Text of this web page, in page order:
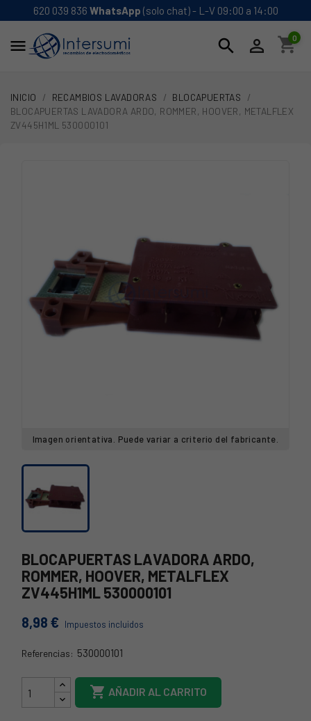
620 039 836 WhatsApp (solo chat) - L-V 09:00 a 14:00
 search  shopping_cart
0
INICIO RECAMBIOS LAVADORAS
BLOCAPUERTAS
BLOCAPUERTAS LAVADORA ARDO, ROMMER, HOOVER, METALFLEX
ZV445H1ML 530000101
Imagen orientativa. Puede variar a criterio del fabricante.
BLOCAPUERTAS LAVADORA ARDO,
ROMMER, HOOVER, METALFLEX
ZV445H1ML 530000101
8,98 € Impuestos incluidos
Referencias: 530000101
68AK211
 AÑADIR AL CARRITO